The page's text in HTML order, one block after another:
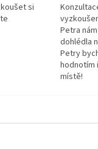
si
Petra
dohlédla
Petry
hodnotím
místě!